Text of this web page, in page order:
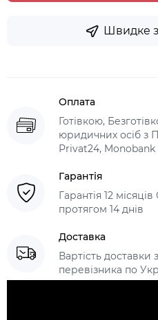
Швидке
Оплата
Готівкою,
юридичних осіб з
Privat24, Monobank
Гарантія
Гарантія 12
протягом 14 днів
Доставка
Вартість доставки
перевізника по